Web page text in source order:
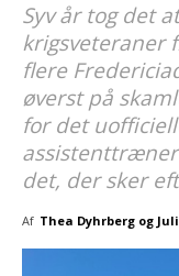
Syv år tog det
krigsveteraner
flere
øverst på
for det
det, der sker
Af Thea Dyhrberg og